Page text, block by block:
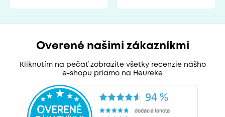
Overené našimi zákazníkmi
Kliknutím na pečať zobrazíte všetky recenzie nášho
e-shopu priamo na Heureke